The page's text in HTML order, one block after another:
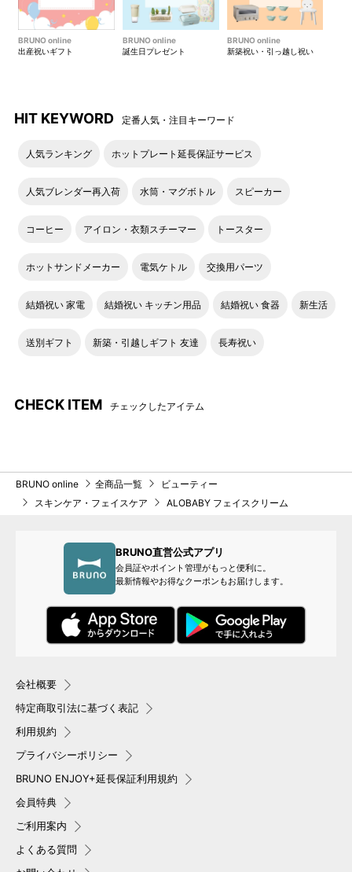
BRUNO online
出産祝いギフト
BRUNO online
誕生日プレゼント
BRUNO online
新築祝い・引っ越し祝い
HIT KEYWORD 定番人気・注目キーワード
人気ランキング ホットプレート延長保証サービス
人気ブレンダー再入荷 水筒・マグボトル スピーカー
コーヒー アイロン・衣類スチーマー トースター
ホットサンドメーカー 電気ケトル 交換用パーツ
結婚祝い 家電 結婚祝い キッチン用品 結婚祝い 食器 新生活
送別ギフト 新築・引越しギフト 友達 長寿祝い
CHECK ITEM チェックしたアイテム
BRUNO online 全商品一覧
ビューティー
スキンケア・フェイスケア
ALOBABY フェイスクリーム
BRUNO直営公式アプリ
会員証やポイント管理がもっと便利に。
最新情報やお得なクーポンもお届けします。
会社概要
特定商取引法に基づく表記
利用規約
プライバシーポリシー
BRUNO ENJOY+延長保証利用規約
会員特典
ご利用案内
よくある質問